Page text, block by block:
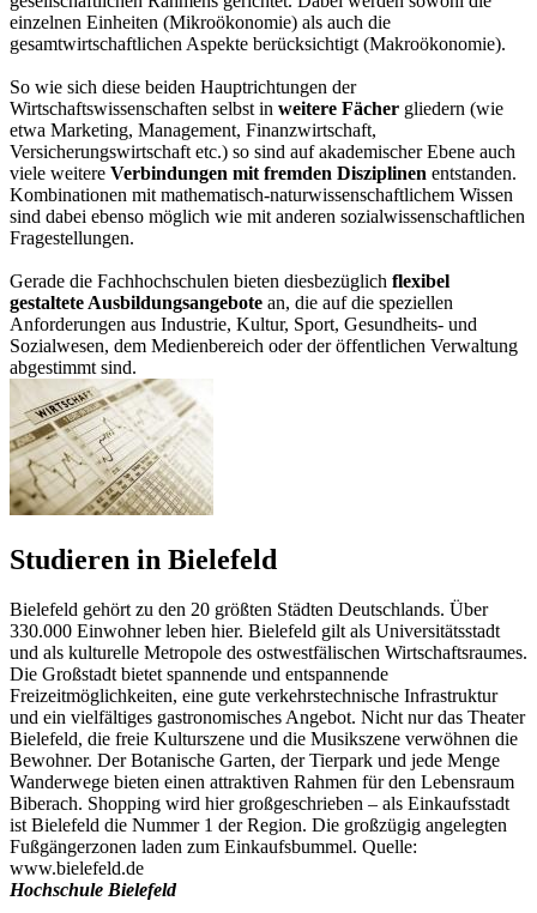
einzelnen Einheiten (Mikroökonomie) als auch die
gesamtwirtschaftlichen Aspekte berücksichtigt (Makroökonomie).
So wie sich diese beiden Hauptrichtungen der
Wirtschaftswissenschaften selbst in weitere Fächer gliedern (wie
etwa Marketing, Management, Finanzwirtschaft,
Versicherungswirtschaft etc.) so sind auf akademischer Ebene auch
viele weitere Verbindungen mit fremden Disziplinen entstanden.
Kombinationen mit mathematisch-naturwissenschaftlichem Wissen
sind dabei ebenso möglich wie mit anderen sozialwissenschaftlichen
Fragestellungen.
Gerade die Fachhochschulen bieten diesbezüglich flexibel
gestaltete Ausbildungsangebote an, die auf die speziellen
Anforderungen aus Industrie, Kultur, Sport, Gesundheits- und
Sozialwesen, dem Medienbereich oder der öffentlichen Verwaltung
abgestimmt sind.
Studieren in Bielefeld
Bielefeld gehört zu den 20 größten Städten Deutschlands. Über
330.000 Einwohner leben hier. Bielefeld gilt als Universitätsstadt
und als kulturelle Metropole des ostwestfälischen Wirtschaftsraumes.
Die Großstadt bietet spannende und entspannende
Freizeitmöglichkeiten, eine gute verkehrstechnische Infrastruktur
und ein vielfältiges gastronomisches Angebot. Nicht nur das Theater
Bielefeld, die freie Kulturszene und die Musikszene verwöhnen die
Bewohner. Der Botanische Garten, der Tierpark und jede Menge
Wanderwege bieten einen attraktiven Rahmen für den Lebensraum
Biberach. Shopping wird hier großgeschrieben – als Einkaufsstadt
ist Bielefeld die Nummer 1 der Region. Die großzügig angelegten
Fußgängerzonen laden zum Einkaufsbummel. Quelle:
www.bielefeld.de
Hochschule Bielefeld